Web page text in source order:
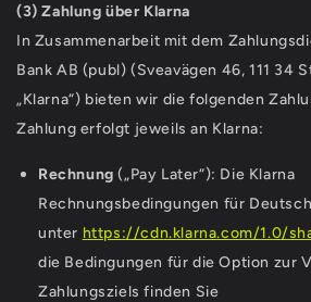
(3) Zahlung über Klarna
In Zusammenarbeit mit dem
Bank AB (publ) (Sveavägen 46, 111 34
„Klarna“) bieten wir die folgenden
Zahlung erfolgt jeweils an Klarna:
Rechnung(„Pay Later“): Die Klarna
Rechnungsbedingungen für
unter https://cdn.klarna.com/1.0/
die Bedingungen für die Option zur
Zahlungsziels finden Sie